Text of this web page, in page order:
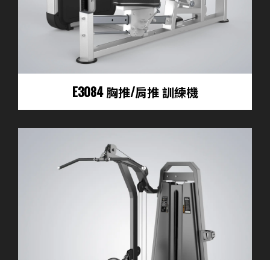
E3084 胸推/肩推 訓練機